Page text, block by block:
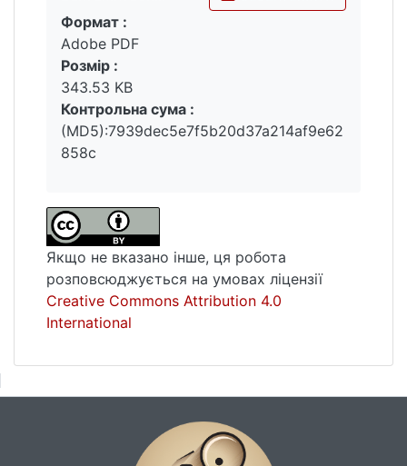
Вантажиться...
Формат :
Adobe PDF
Розмір :
343.53 KB
Контрольна сума :
(MD5):7939dec5e7f5b20d37a214af9e62
858c
Якщо не вказано інше, ця робота
розповсюджується на умовах ліцензії
Creative Commons Attribution 4.0
International